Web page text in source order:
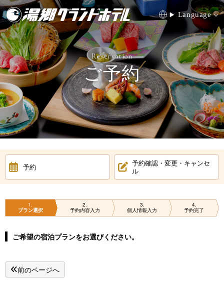
Language
0868-72-0395
HOME お料理
温泉 お部屋
館内施設 合宿
周辺観光 アクセス
季節パンフレット
Reservation
ご予約
予約
予約確認・変更・キャンセ
ル
1
プラン選択
2
予約内容入力
3
個人情報入力
4
予約完了
ご希望の宿泊プランをお選びください。
前のページへ